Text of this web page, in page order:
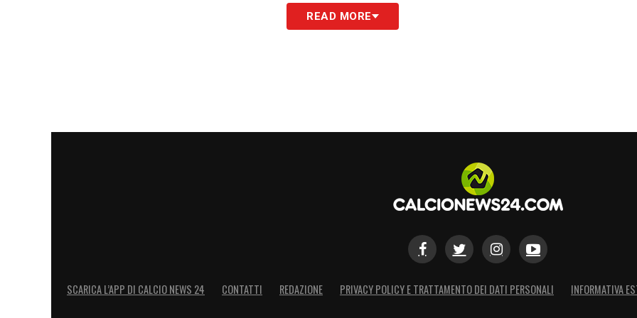
(21′ Dos Santos [NF], 54′ Isak, 72′ Joelinton, 83′
READ MORE
SCARICA L’APP DI CALCIO NEWS 24 CONTATTI REDAZIONE PRIVACY POLICY E TRATTAMENTO DEI DATI PERSONALI INFORMATIVA